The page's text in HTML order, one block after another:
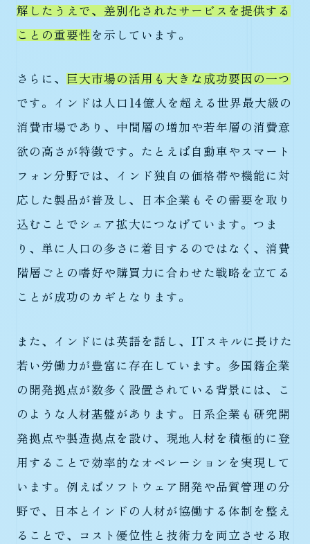
解したうえで、差別化されたサービスを提供する
ことの重要性 を示しています。
さらに、 巨大市場の活用も大きな成功要因の一つ
です。インドは人口14億人を超える世界最大級の
消費市場であり、中間層の増加や若年層の消費意
欲の高さが特徴です。たとえば自動車やスマート
フォン分野では、インド独自の価格帯や機能に対
応した製品が普及し、日本企業もその需要を取り
込むことでシェア拡大につなげています。つま
り、単に人口の多さに着目するのではなく、消費
階層ごとの嗜好や購買力に合わせた戦略を立てる
ことが成功のカギとなります。
また、インドには英語を話し、ITスキルに長けた
若い労働力が豊富に存在しています。多国籍企業
の開発拠点が数多く設置されている背景には、こ
のような人材基盤があります。日系企業も研究開
発拠点や製造拠点を設け、現地人材を積極的に登
用することで効率的なオペレーションを実現して
います。例えばソフトウェア開発や品質管理の分
野で、日本とインドの人材が協働する体制を整え
ることで、コスト優位性と技術力を両立させる取